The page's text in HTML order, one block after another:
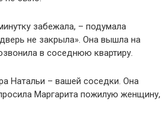
забежала, – подумала
не закрыла». Она вышла на
в соседнюю квартиру.
Натальи – вашей соседки. Она
Маргарита пожилую женщину,